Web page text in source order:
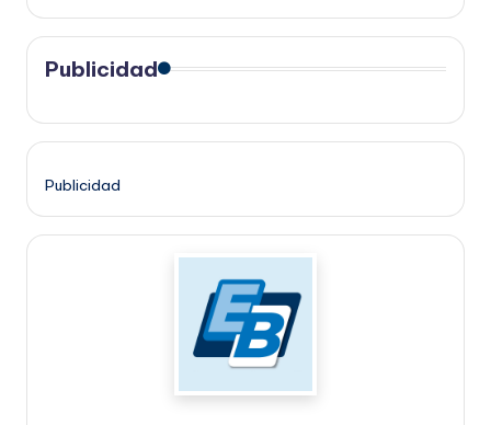
Publicidad
Publicidad